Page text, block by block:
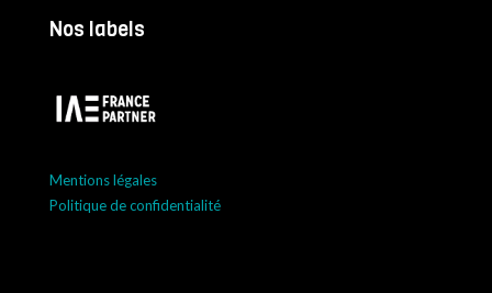
Nos labels
Mentions légales
Politique de confidentialité